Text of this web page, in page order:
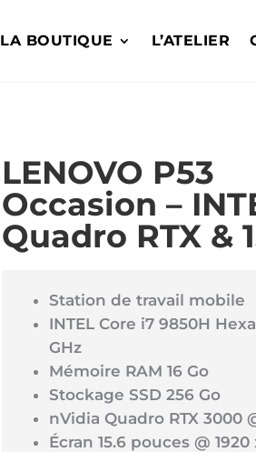
LA BOUTIQUE L’ATELIER
LENOVO P53
Occasion –
Quadro RTX &
Station de travail mobile
INTEL Core i7 9850H
GHz
Mémoire RAM 16 Go
Stockage SSD 256 Go
nVidia Quadro RTX 3000
Écran 15.6 pouces @ 1920